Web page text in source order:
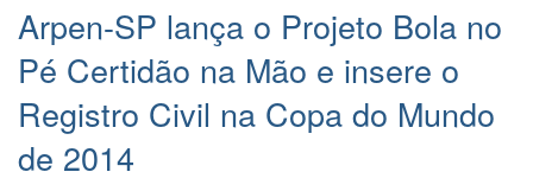
Arpen-SP lança o Projeto Bola no
Pé Certidão na Mão e insere o
Registro Civil na Copa do Mundo
de 2014